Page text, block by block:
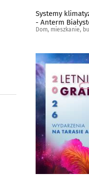
Systemy
- Anterm
Dom, mieszkanie,